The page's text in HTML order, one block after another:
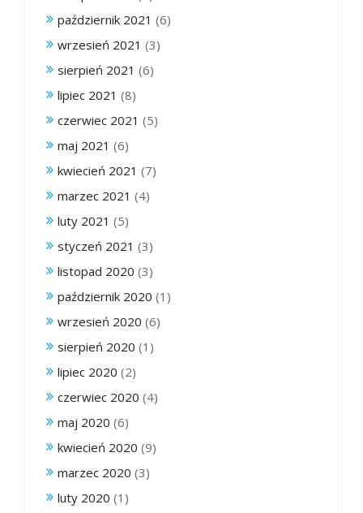
październik 2021 (6)
wrzesień 2021 (3)
sierpień 2021 (6)
lipiec 2021 (8)
czerwiec 2021 (5)
maj 2021 (6)
kwiecień 2021 (7)
marzec 2021 (4)
luty 2021 (5)
styczeń 2021 (3)
listopad 2020 (3)
październik 2020 (1)
wrzesień 2020 (6)
sierpień 2020 (1)
lipiec 2020 (2)
czerwiec 2020 (4)
maj 2020 (6)
kwiecień 2020 (9)
marzec 2020 (3)
luty 2020 (1)